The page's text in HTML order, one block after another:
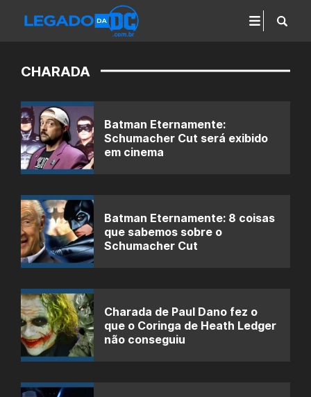
CHARADA
Batman Eternamente:
Schumacher Cut será exibido
em cinema
Batman Eternamente: 8 coisas
que sabemos sobre o
Schumacher Cut
Charada de Paul Dano fez o
que o Coringa de Heath Ledger
não conseguiu